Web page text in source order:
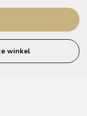
winkel